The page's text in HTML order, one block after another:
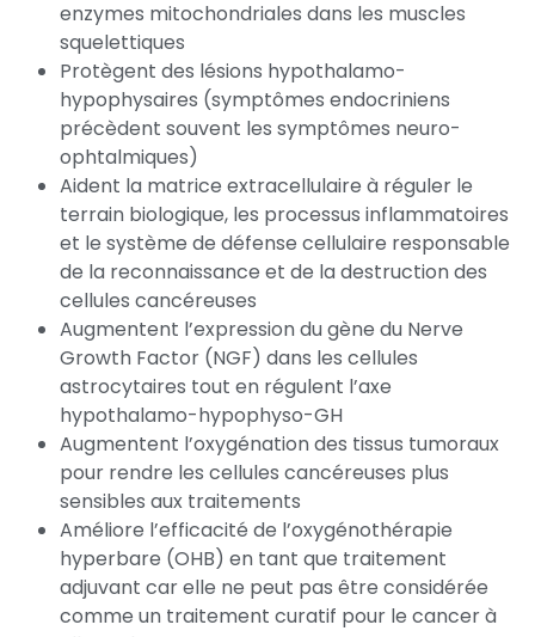
enzymes mitochondriales dans les muscles
squelettiques
Protègent des lésions hypothalamo-
hypophysaires (symptômes endocriniens
précèdent souvent les symptômes neuro-
ophtalmiques)
Aident la matrice extracellulaire à réguler le
terrain biologique, les processus inflammatoires
et le système de défense cellulaire responsable
de la reconnaissance et de la destruction des
cellules cancéreuses
Augmentent l’expression du gène du Nerve
Growth Factor (NGF) dans les cellules
astrocytaires tout en régulent l’axe
hypothalamo-hypophyso-GH
Augmentent l’oxygénation des tissus tumoraux
pour rendre les cellules cancéreuses plus
sensibles aux traitements
Améliore l’efficacité de l’oxygénothérapie
hyperbare (OHB) en tant que traitement
adjuvant car elle ne peut pas être considérée
comme un traitement curatif pour le cancer à